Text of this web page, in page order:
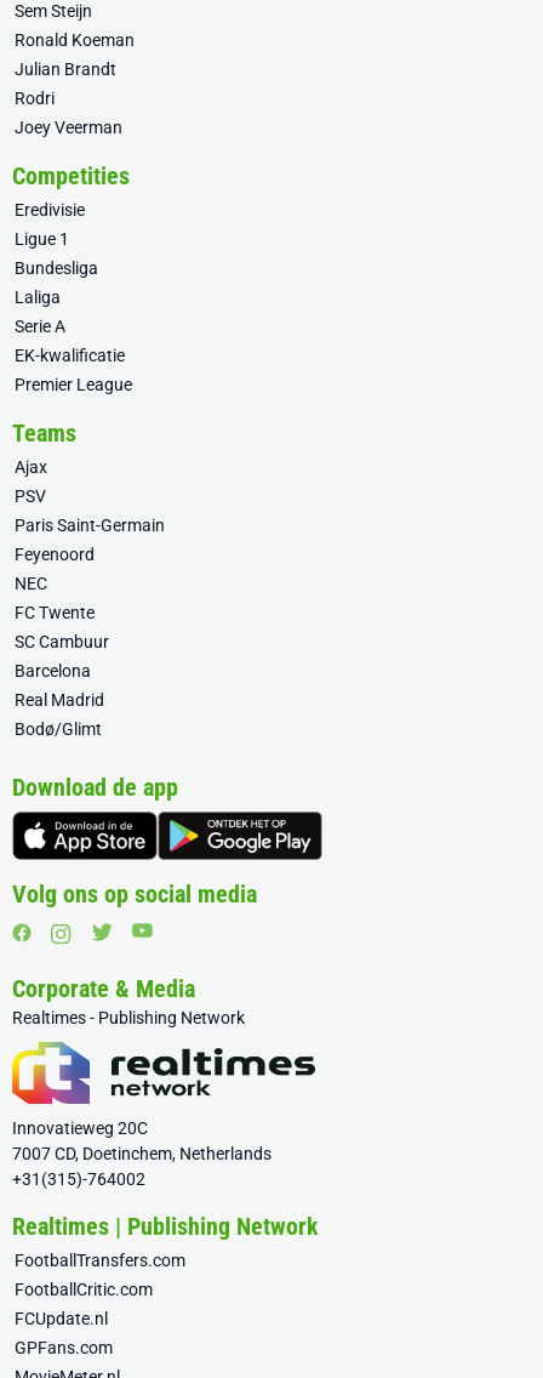
Sem Steijn
Ronald Koeman
Julian Brandt
Rodri
Joey Veerman
Competities
Eredivisie
Ligue 1
Bundesliga
Laliga
Serie A
EK-kwalificatie
Premier League
Teams
Ajax
PSV
Paris Saint-Germain
Feyenoord
NEC
FC Twente
SC Cambuur
Barcelona
Real Madrid
Bodø/Glimt
Download de app
Volg ons op social media
Corporate & Media
Realtimes - Publishing Network
Innovatieweg 20C
7007 CD, Doetinchem, Netherlands
+31(315)-764002
Realtimes | Publishing Network
FootballTransfers.com
FootballCritic.com
FCUpdate.nl
GPFans.com